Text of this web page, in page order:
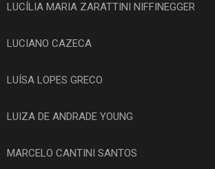
LUCÍLIA MARIA ZARATTINI NIFFINEGGER
LUCIANO CAZECA
LUÍSA LOPES GRECO
LUIZA DE ANDRADE YOUNG
MARCELO CANTINI SANTOS